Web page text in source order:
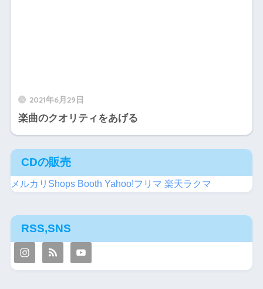
2021年6月29日
楽曲のクオリティをあげる
CDの販売
メルカリShops Booth Yahoo!フリマ 楽天ラクマ
RSS,SNS